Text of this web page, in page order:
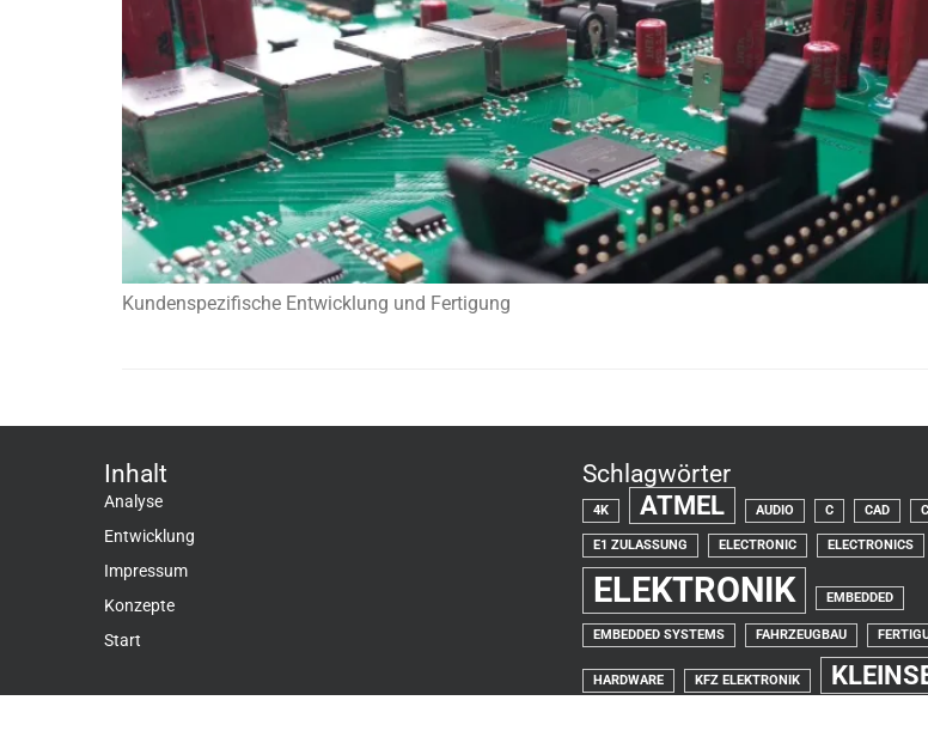
Kundenspezifische Entwicklung und Fertigung
Inhalt
Analyse
Entwicklung
Impressum
Konzepte
Start
Schlagwörter
4K ATMEL AUDIO C CAD
E1 ZULASSUNG ELECTRONIC ELECTRONICS
ELEKTRONIK EMBEDDED
EMBEDDED SYSTEMS FAHRZEUGBAU
HARDWARE KFZ ELEKTRONIK